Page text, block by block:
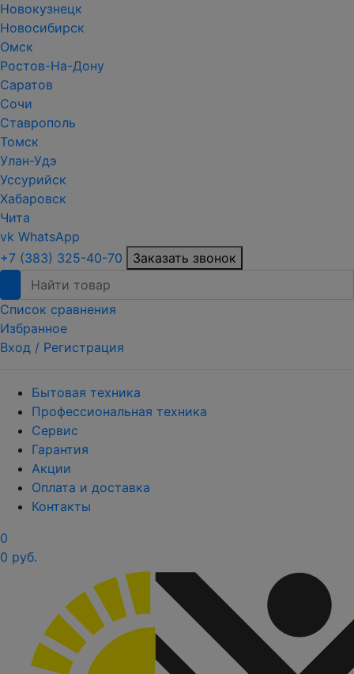
Новокузнецк
Новосибирск
Омск
Ростов-На-Дону
Саратов
Сочи
Ставрополь
Томск
Улан-Удэ
Уссурийск
Хабаровск
Чита
vk WhatsApp
+7 (383) 325-40-70
Заказать звонок
Список сравнения
Избранное
Вход / Регистрация
Бытовая техника
Профессиональная техника
Сервис
Гарантия
Акции
Оплата и доставка
Контакты
0
0 руб.